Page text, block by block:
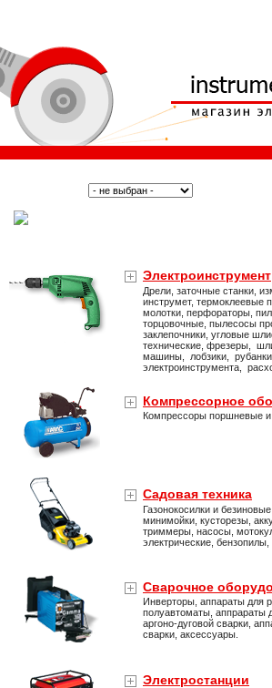
Электроинструмент
Дрели, заточные станки,
инструмет, термоклеевые
молотки, перфораторы,
торцовочные, пылесосы
заклепочники, угловые
технические, фрезеры,
машины, лобзики,
электроинструмента,
Компрессорное
Компрессоры поршневые и
Садовая техника
Газонокосилки и
минимойки, кусторезы,
триммеры, насосы,
электрические,
Сварочное
Инверторы, аппараты для
полуавтоматы, аппрараты
аргоно-дуговой сварки,
сварки, аксессуары.
Электростанции